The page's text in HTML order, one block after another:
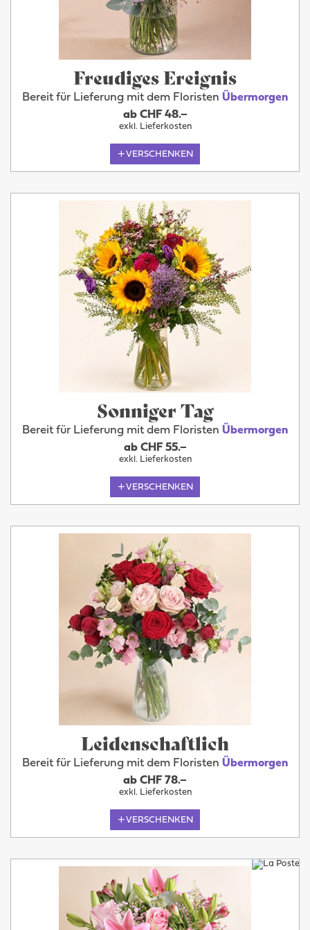
Freudiges Ereignis
Bereit für Lieferung mit dem Floristen Übermorgen
ab CHF 48.–
exkl. Lieferkosten
VERSCHENKEN
Sonniger Tag
Bereit für Lieferung mit dem Floristen Übermorgen
ab CHF 55.–
exkl. Lieferkosten
VERSCHENKEN
Leidenschaftlich
Bereit für Lieferung mit dem Floristen Übermorgen
ab CHF 78.–
exkl. Lieferkosten
VERSCHENKEN